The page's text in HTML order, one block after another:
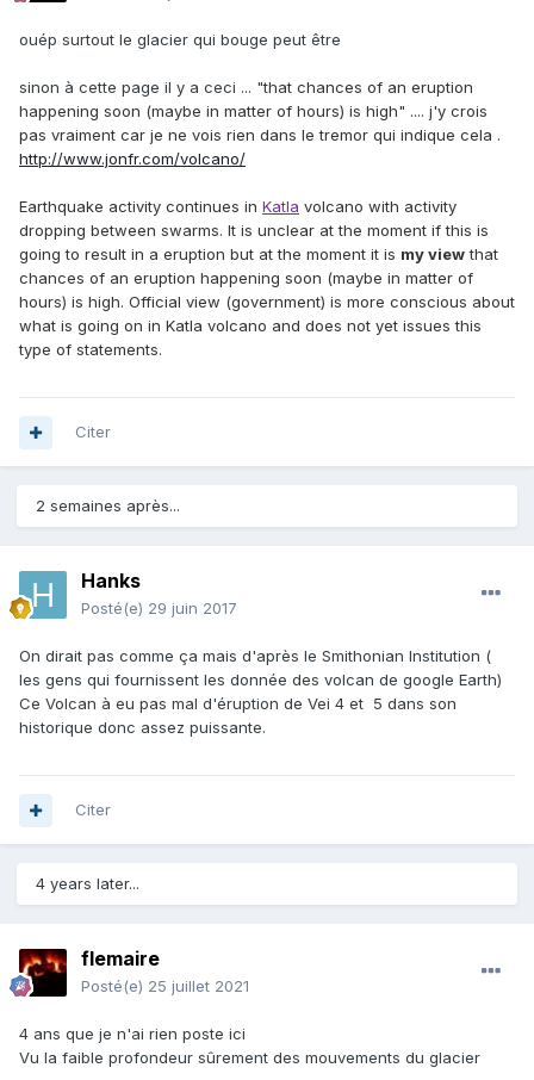
ouép surtout le glacier qui bouge peut être
sinon à cette page il y a ceci ... "that chances of an eruption
happening soon (maybe in matter of hours) is high" .... j'y crois
pas vraiment car je ne vois rien dans le tremor qui indique cela .
http://www.jonfr.com/volcano/
Earthquake activity continues in Katla volcano with activity
dropping between swarms. It is unclear at the moment if this is
going to result in a eruption but at the moment it is my view that
chances of an eruption happening soon (maybe in matter of
hours) is high. Official view (government) is more conscious about
what is going on in Katla volcano and does not yet issues this
type of statements.
Citer
2 semaines après...
Hanks
Posté(e) 29 juin 2017
On dirait pas comme ça mais d'après le Smithonian Institution (
les gens qui fournissent les donnée des volcan de google Earth)
Ce Volcan à eu pas mal d'éruption de Vei 4 et 5 dans son
historique donc assez puissante.
Citer
4 years later...
flemaire
Posté(e) 25 juillet 2021
4 ans que je n'ai rien poste ici
Vu la faible profondeur sûrement des mouvements du glacier